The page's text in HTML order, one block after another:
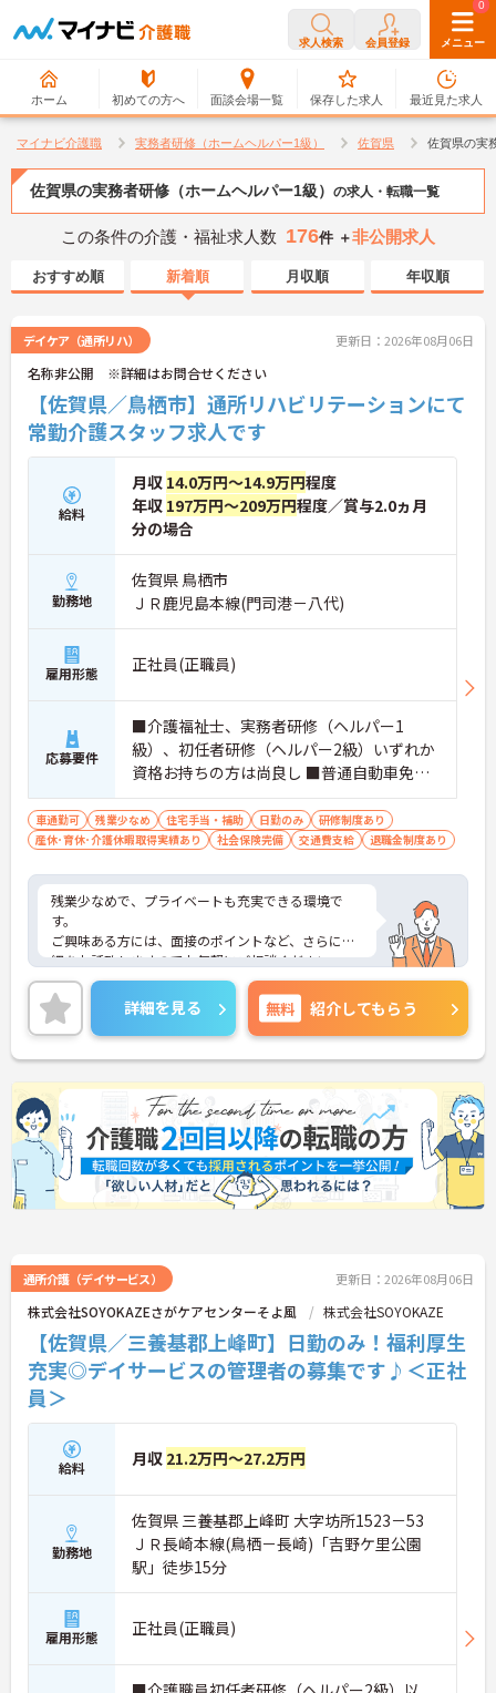
求人検索 会員登録 メニュー
ホーム 初めての方へ 面談会場一覧
0
保存した求人
0
最近見た求人
マイナビ介護職 実務者研修（ホームヘルパー1級） 佐賀県 佐賀県の実
佐賀県の実務者研修（ホームヘルパー1級） の求人・転職一覧
この条件の介護・福祉求人数 176件 ＋非公開求人
おすすめ順 新着順 月収順 年収順
デイケア（通所リハ） 更新日：2026年08月06日
名称非公開 ※詳細はお問合せください
【佐賀県／鳥栖市】通所リハビリテーションにて
常勤介護スタッフ求人です
給料
月収 14.0万円～14.9万円程度
年収 197万円～209万円程度／賞与2.0ヵ月
分の場合
勤務地
佐賀県 鳥栖市
ＪＲ鹿児島本線(門司港－八代)
雇用形態 正社員(正職員)
応募要件
■介護福祉士、実務者研修（ヘルパー1
級）、初任者研修（ヘルパー2級）いずれか
資格お持ちの方は尚良し ■普通自動車免許
(AT限定可)お持ちの方 ※未経験者、無資格
者応相談
車通勤可 残業少なめ 住宅手当・補助 日勤のみ
研修制度あり
産休･育休･介護休暇取得実績あり
社会保険完備 交通費支給 退職金制度あり
残業少なめで、プライベートも充実できる環境で
す。
ご興味ある方には、面接のポイントなど、さらに詳
細をお話致しますのでお気軽にご相談ください。
詳細を見る 無料 紹介してもらう
通所介護（デイサービス） 更新日：2026年08月06日
株式会社SOYOKAZEさがケアセンターそよ風 株式会社SOYOKAZE
【佐賀県／三養基郡上峰町】日勤のみ！福利厚生
充実◎デイサービスの管理者の募集です♪＜正社
員＞
給料 月収 21.2万円～27.2万円
勤務地
佐賀県 三養基郡上峰町 大字坊所1523－53
ＪＲ長崎本線(鳥栖－長崎)「吉野ケ里公園
駅」徒歩15分
雇用形態 正社員(正職員)